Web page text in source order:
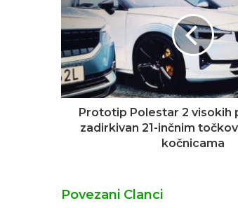
Prototip Polestar 2 visokih
zadirkivan 21-inčnim
kočnicama
Povezani Clanci